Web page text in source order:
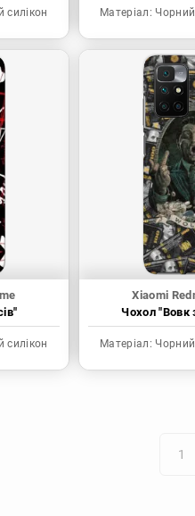
Матеріал:
Xiaomi
Чохол "Вовк
Матеріал:
1